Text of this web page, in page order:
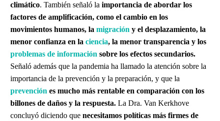
climático. También señaló la importancia de abordar los
factores de amplificación, como el cambio en los
movimientos humanos, la migración y el desplazamiento, la
menor confianza en la ciencia, la menor transparencia y los
problemas de información sobre los efectos secundarios.
Señaló además que la pandemia ha llamado la atención sobre la
importancia de la prevención y la preparación, y que la
prevención es mucho más rentable en comparación con los
billones de daños y la respuesta. La Dra. Van Kerkhove
concluyó diciendo que necesitamos políticas más firmes de